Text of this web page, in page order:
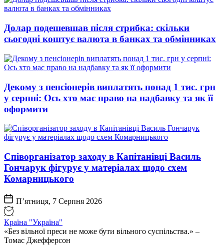
Долар подешевшав після стрибка: скільки
сьогодні коштує валюта в банках та обмінниках
Декому з пенсіонерів виплатять понад 1 тис. грн
у серпні: Ось хто має право на надбавку та як її
оформити
Співорганізатор заходу в Капітанівці Василь
Гончарук фігурує у матеріалах щодо схем
Комарницького
П’ятниця, 7 Серпня 2026
Країна "Україна"
«Без вільної преси не може бути вільного суспільства.» –
Томас Джефферсон